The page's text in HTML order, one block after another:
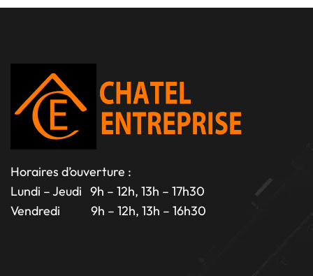
Horaires d’ouverture :
Lundi – Jeudi 9h – 12h, 13h – 17h30
Vendredi 9h – 12h, 13h – 16h30